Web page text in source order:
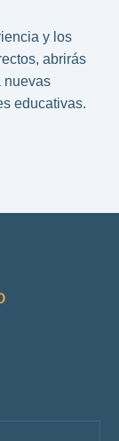
y los
abrirás
nuevas
educativas.